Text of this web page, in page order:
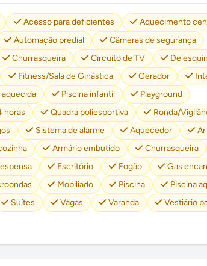
Acesso para deficientes
Aquecimento
Automação predial
Câmeras de segurança
Churrasqueira Circuito de TV
De
Fitness/Sala de Ginástica Gerador
aquecida Piscina infantil
Playground
horas Quadra poliesportiva
Ronda/
Sistema de alarme Aquecedor
Armário embutido Churrasqueira
Escritório Fogão
Gas
Mobiliado Piscina
Piscina
Suítes Vagas Varanda
Vestiário